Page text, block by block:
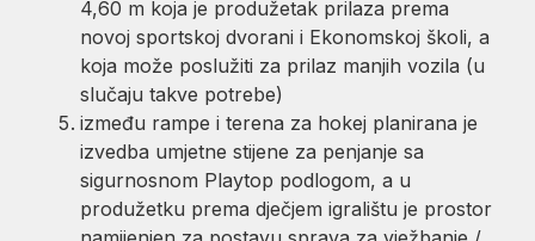
4,60 m koja je produžetak prilaza prema
novoj sportskoj dvorani i Ekonomskoj školi, a
koja može poslužiti za prilaz manjih vozila (u
slučaju takve potrebe)
između rampe i terena za hokej planirana je
izvedba umjetne stijene za penjanje sa
sigurnosnom Playtop podlogom, a u
produžetku prema dječjem igralištu je prostor